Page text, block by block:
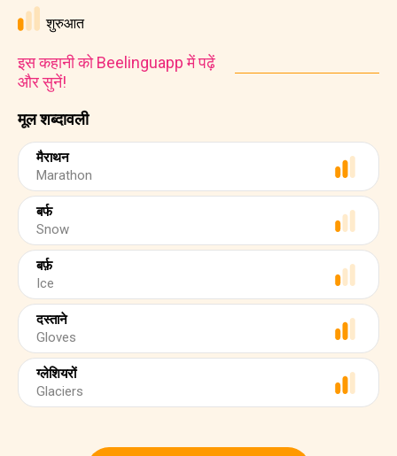
मूल शब्दावली
मैराथन
Marathon
बर्फ
Snow
बर्फ़
Ice
दस्ताने
Gloves
ग्लेशियरों
Glaciers
शुरुआत
इस कहानी को Beelinguapp में पढ़ें
और सुनें!